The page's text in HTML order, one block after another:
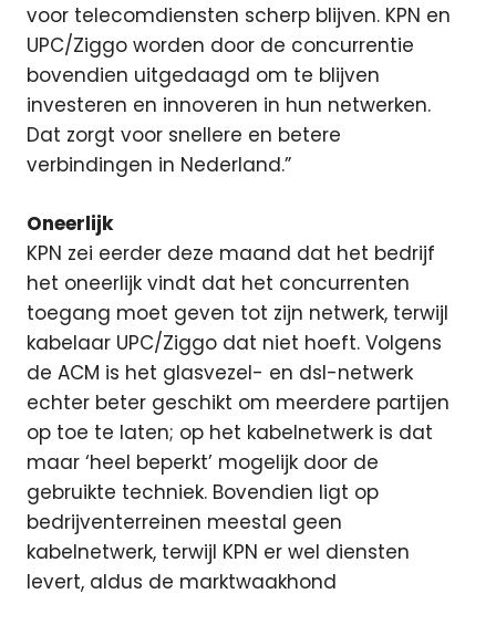
voor telecomdiensten scherp blijven. KPN en
UPC/Ziggo worden door de concurrentie
bovendien uitgedaagd om te blijven
investeren en innoveren in hun netwerken.
Dat zorgt voor snellere en betere
verbindingen in Nederland.”
Oneerlijk
KPN zei eerder deze maand dat het bedrijf
het oneerlijk vindt dat het concurrenten
toegang moet geven tot zijn netwerk, terwijl
kabelaar UPC/Ziggo dat niet hoeft. Volgens
de ACM is het glasvezel- en dsl-netwerk
echter beter geschikt om meerdere partijen
op toe te laten; op het kabelnetwerk is dat
maar ‘heel beperkt’ mogelijk door de
gebruikte techniek. Bovendien ligt op
bedrijventerreinen meestal geen
kabelnetwerk, terwijl KPN er wel diensten
levert, aldus de marktwaakhond